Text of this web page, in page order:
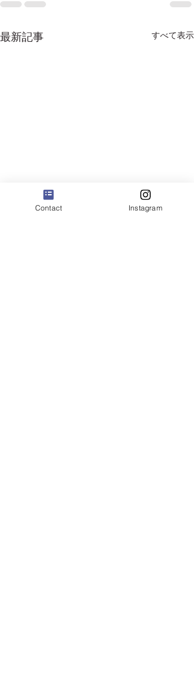
最新記事 すべて表示
Contact Instagram